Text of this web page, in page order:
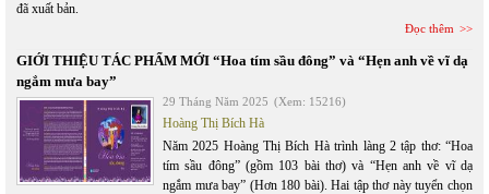
đã xuất bản.
Đọc thêm
GIỚI THIỆU TÁC PHẨM MỚI “Hoa tím sầu đông” và “Hẹn anh về vĩ dạ
ngắm mưa bay”
29 Tháng Năm 2025 (Xem: 15216)
Hoàng Thị Bích Hà
Năm 2025 Hoàng Thị Bích Hà trình làng 2 tập thơ: “Hoa
tím sầu đông” (gồm 103 bài thơ) và “Hẹn anh về vĩ dạ
ngắm mưa bay” (Hơn 180 bài). Hai tập thơ này tuyển chọn